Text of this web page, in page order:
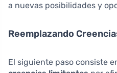
a nuevas posibilidades y
Reemplazando
El siguiente paso consiste